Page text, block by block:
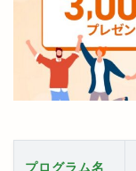
プログラム名